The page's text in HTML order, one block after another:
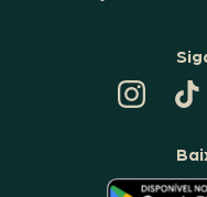
DA
O